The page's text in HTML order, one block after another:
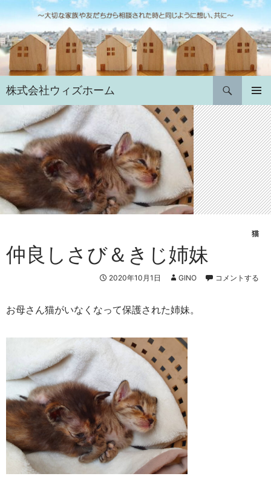
ン
テ
ン
ツ
へ
ス
キ
ッ
プ
株式会社ウィズホーム
検
索
メインメ
ニュー
猫
仲良しさび＆きじ姉妹
2020年10月1日 GINO コメントする
お母さん猫がいなくなって保護された姉妹。